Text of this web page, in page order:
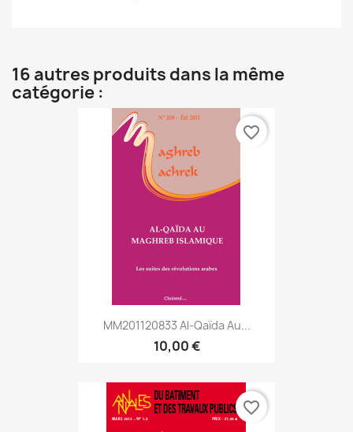
16 autres produits dans la même
catégorie :
MM201120833 Al-Qaïda Au...
10,00 €
favorite_border
favorite_border